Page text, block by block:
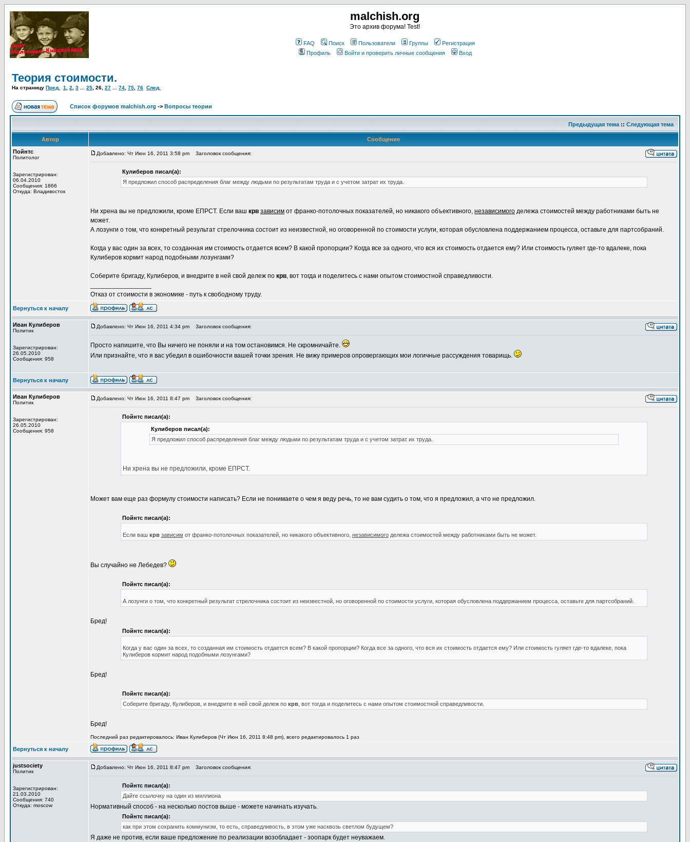
malchish.org
Это архив форума! Test!
FAQ Поиск Пользователи Группы
Регистрация
Профиль
Войти и проверить личные сообщения Вход
Теория стоимости.
На страницу Пред. 1 2 3 25 26 27 74 75 76 След.
Список форумов malchish.org -> Вопросы теории
Предыдущая тема :: Следующая тема
Автор
Сообщение
Пойнтс
Политолог
Зарегистрирован:
06.04.2010
Сообщения: 1866
Откуда: Владивосток
Добавлено: Чт Июн 16, 2011 3:58 pm Заголовок сообщения:
Кулиберов писал(а):
Я предложил способ распределения благ между людьми по результатам труда и с учетом затрат их труда.
Ни хрена вы не предложили, кроме ЕПРСТ. Если ваш крв зависим от франко-потолочных показателей, но никакого объективного, независимого дележа стоимостей между работниками быть не
может.
А лозунги о том, что конкретный результат стрелочника состоит из неизвестной, но оговоренной по стоимости услуги, которая обусловлена поддержанием процесса, оставьте для партсобраний.
Когда у вас один за всех, то созданная им стоимость отдается всем? В какой пропорции? Когда все за одного, что вся их стоимость отдается ему? Или стоимость гуляет где-то вдалеке, пока
Кулиберов кормит народ подобными лозунгами?
Соберите бригаду, Кулиберов, и внедрите в ней свой дележ по крв, вот тогда и поделитесь с нами опытом стоимостной справедливости.
Отказ от стоимости в экономике - путь к свободному труду.
Вернуться к началу
Иван Кулиберов
Политик
Зарегистрирован:
26.05.2010
Сообщения: 958
Добавлено: Чт Июн 16, 2011 4:34 pm Заголовок сообщения:
Просто напишите, что Вы ничего не поняли и на том остановимся. Не скромничайте.
Или признайте, что я вас убедил в ошибочности вашей точки зрения. Не вижу примеров опровергающих мои логичные рассуждения товарищь.
Вернуться к началу
Иван Кулиберов
Политик
Зарегистрирован:
26.05.2010
Сообщения: 958
Добавлено: Чт Июн 16, 2011 8:47 pm Заголовок сообщения:
Пойнтс писал(а):
Кулиберов писал(а):
Я предложил способ распределения благ между людьми по результатам труда и с учетом затрат их труда.
Ни хрена вы не предложили, кроме ЕПРСТ.
Может вам еще раз формулу стоимости написать? Если не понимаете о чем я веду речь, то не вам судить о том, что я предложил, а что не предложил.
Пойнтс писал(а):
Если ваш крв зависим от франко-потолочных показателей, но никакого объективного, независимогодележа стоимостей между работниками быть не может.
Вы случайно не Лебедев?
Пойнтс писал(а):
А лозунги о том, что конкретный результат стрелочника состоит из неизвестной, но оговоренной по стоимости услуги, которая обусловлена поддержанием процесса, оставьте для партсобраний.
Бред!
Пойнтс писал(а):
Когда у вас один за всех, то созданная им стоимость отдается всем? В какой пропорции? Когда все за одного, что вся их стоимость отдается ему? Или стоимость гуляет где-то вдалеке, пока
Кулиберов кормит народ подобными лозунгами?
Бред!
Пойнтс писал(а):
Соберите бригаду, Кулиберов, и внедрите в ней свой дележ по крв, вот тогда и поделитесь с нами опытом стоимостной справедливости.
Бред!
Последний раз редактировалось: Иван Кулиберов (Чт Июн 16, 2011 8:48 pm), всего редактировалось 1 раз
Вернуться к началу
justsociety
Политик
Зарегистрирован:
21.03.2010
Сообщения: 740
Откуда: moscow
Добавлено: Чт Июн 16, 2011 8:47 pm Заголовок сообщения:
Пойнтс писал(а):
Дайте ссылочку на один из миллиона
Нормативный способ - на несколько постов выше - можете начинать изучать.
Пойнтс писал(а):
как при этом сохранить коммунизм, то есть, справедливость, в этом уже насквозь светлом будущем?
Я даже не против, если ваше предложение по реализации возобладает - зоопарк будет неуважаем.